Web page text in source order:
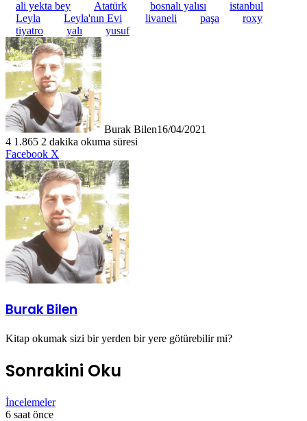
ali yekta bey Atatürk bosnalı yalısı
istanbul
Leyla
Leyla'nın Evi livaneli paşa
roxy
tiyatro
yalı yusuf
Burak Bilen16/04/2021
4 1.865 2 dakika okuma süresi
Facebook X
Posta
ile
paylaş
Burak Bilen
Kitap okumak sizi bir yerden bir yere götürebilir mi?
Sonrakini Oku
İncelemeler
6 saat önce